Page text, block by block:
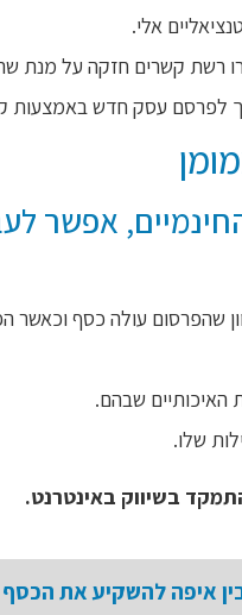
אלי.
רשת קשרים חזקה על מנת
לפרסם עסק חדש באמצעות
אפשר
שהפרסום עולה כסף וכאשר
האיכותיים שבהם.
שלו.
בשיווק באינטרנט.
איפה להשקיע את